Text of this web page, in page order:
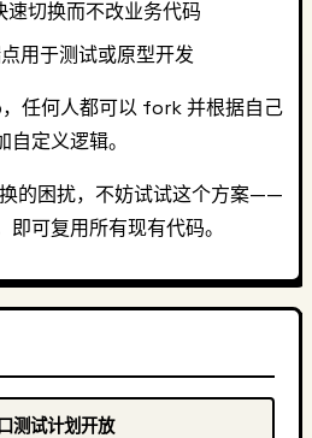
速切换而不改业务代码
用于测试或原型开发
任何人都可以 fork 并根据自己
定义逻辑。
的困扰，不妨试试这个方案——
可复用所有现有代码。
测试计划开放